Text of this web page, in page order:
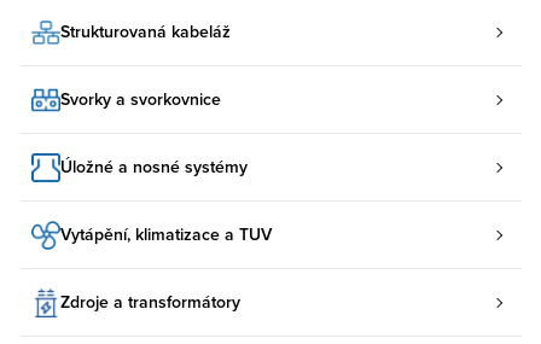
Strukturovaná kabeláž
Svorky a svorkovnice
Úložné a nosné systémy
Vytápění, klimatizace a TUV
Zdroje a transformátory